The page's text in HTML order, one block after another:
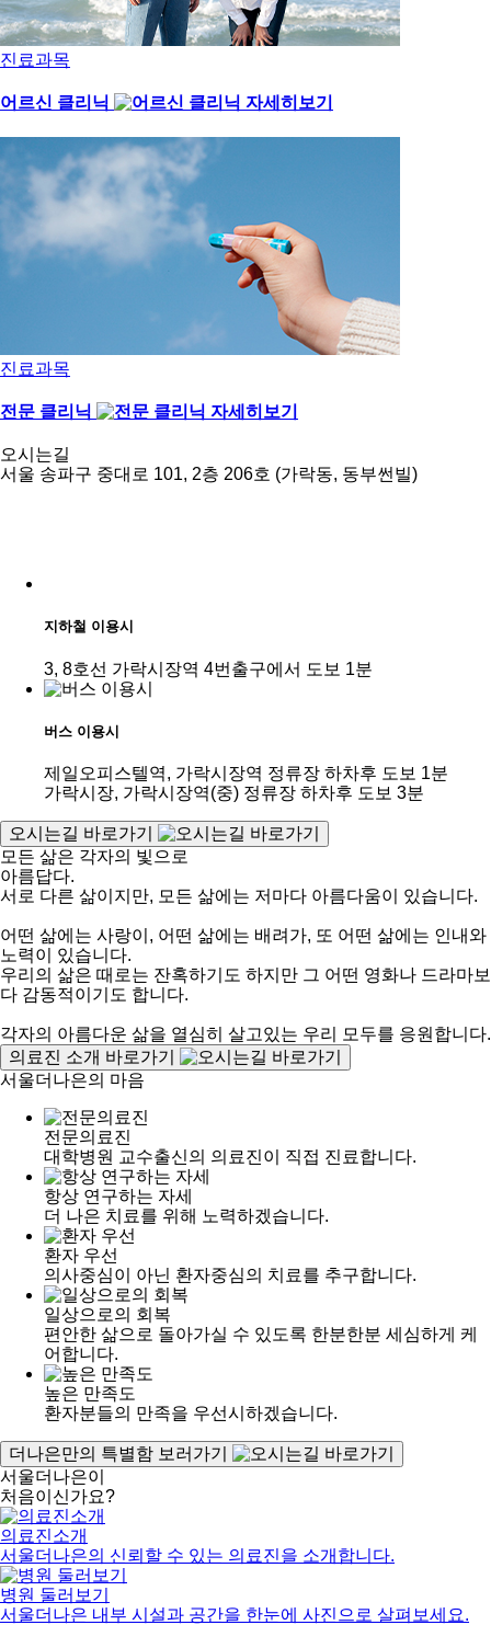
진료과목
어르신 클리닉
진료과목
전문 클리닉
오시는길
서울 송파구 중대로 101, 2층 206호 (가락동, 동부썬빌)
지하철 이용시
3, 8호선 가락시장역 4번출구에서 도보 1분
버스 이용시
제일오피스텔역, 가락시장역 정류장 하차후 도보 1분
가락시장, 가락시장역(중) 정류장 하차후 도보 3분
오시는길 바로가기
모든 삶은 각자의 빛으로
아름답다.
서로 다른 삶이지만, 모든 삶에는 저마다 아름다움이 있습니다.
어떤 삶에는 사랑이, 어떤 삶에는 배려가, 또 어떤 삶에는 인내와
노력이
있습니다.
우리의 삶은 때로는 잔혹하기도 하지만 그 어떤 영화나 드라마보
다 감동적이기도 합니다.
각자의 아름다운 삶을 열심히 살고있는 우리 모두를 응원합니다.
의료진 소개 바로가기
서울더나은의 마음
전문의료진
대학병원 교수출신의 의료진이 직접 진료합니다.
항상 연구하는 자세
더 나은 치료를 위해 노력하겠습니다.
환자 우선
의사중심이
아닌 환자중심의 치료를 추구합니다.
일상으로의 회복
편안한 삶으로 돌아가실 수 있도록 한분한분 세심하게 케
어합니다.
높은 만족도
환자분들의 만족을 우선시하겠습니다.
더나은만의 특별함 보러가기
서울더나은이
처음이신가요?
의료진소개
서울더나은의 신뢰할 수 있는 의료진을 소개합니다.
병원 둘러보기
서울더나은 내부 시설과 공간을 한눈에 사진으로 살펴보세요.